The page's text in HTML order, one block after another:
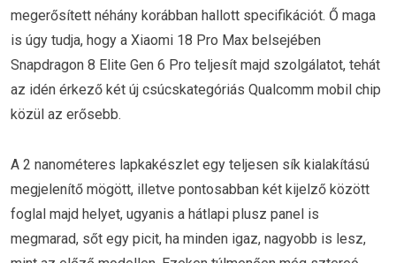
megerősített néhány korábban hallott specifikációt. Ő maga
is úgy tudja, hogy a Xiaomi 18 Pro Max belsejében
Snapdragon 8 Elite Gen 6 Pro teljesít majd szolgálatot, tehát
az idén érkező két új csúcskategóriás Qualcomm mobil chip
közül az erősebb.
A 2 nanométeres lapkakészlet egy teljesen sík kialakítású
megjelenítő mögött, illetve pontosabban két kijelző között
foglal majd helyet, ugyanis a hátlapi plusz panel is
megmarad, sőt egy picit, ha minden igaz, nagyobb is lesz,